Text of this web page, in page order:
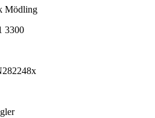
Mödling
3300